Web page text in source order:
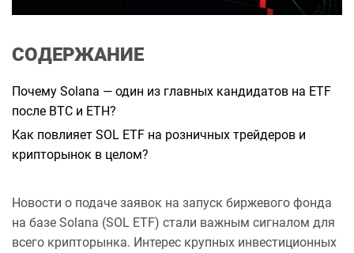
СОДЕРЖАНИЕ
Почему Solana — один из главных кандидатов на ETF
после BTC и ETH?
Как повлияет SOL ETF на розничных трейдеров и
крипторынок в целом?
Новости о подаче заявок на запуск биржевого фонда
на базе Solana (SOL ETF) стали важным сигналом для
всего крипторынка. Интерес крупных инвестиционных